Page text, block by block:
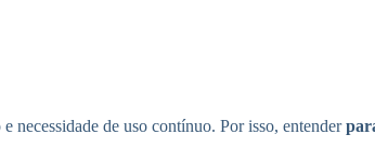
necessidade de uso contínuo. Por isso, entender